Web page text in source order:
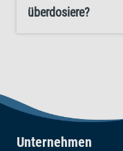
überdosiere?
Unternehmen